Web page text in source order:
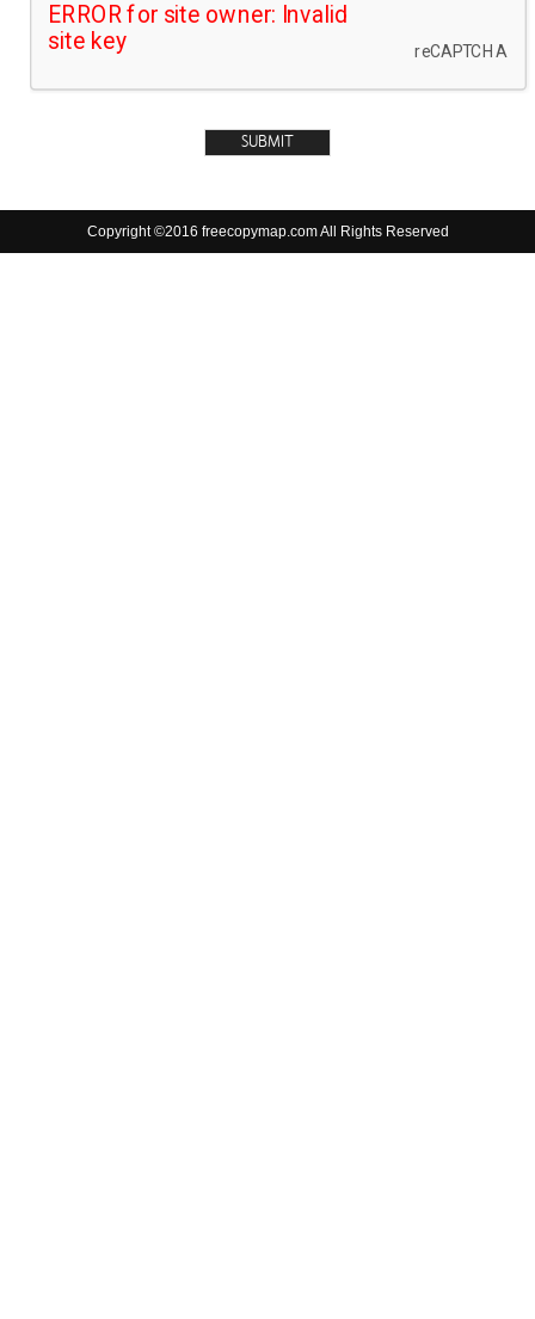
Copyright ©2016 freecopymap.com All Rights Reserved